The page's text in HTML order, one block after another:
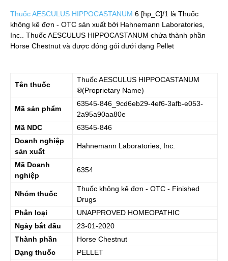
Thuốc AESCULUS HIPPOCASTANUM 6 [hp_C]/1 là Thuốc
không kê đơn - OTC sản xuất bởi Hahnemann Laboratories,
Inc.. Thuốc AESCULUS HIPPOCASTANUM chứa thành phần
Horse Chestnut và được đóng gói dưới dạng Pellet
Tên thuốc
ThuốcAESCULUS HIPPOCASTANUM
®(Proprietary Name)
Mã sản phẩm
63545-846_9cd6eb29-4ef6-3afb-e053-
2a95a90aa80e
Mã NDC
63545-846
Doanh nghiệp
sản xuất
Hahnemann Laboratories, Inc.
Mã Doanh
nghiệp
6354
Nhóm thuốc
Thuốc không kê đơn - OTC - Finished
Drugs
Phân loại
UNAPPROVED HOMEOPATHIC
Ngày bắt đầu
23-01-2020
Thành phần
Horse Chestnut
Dạng thuốc
PELLET